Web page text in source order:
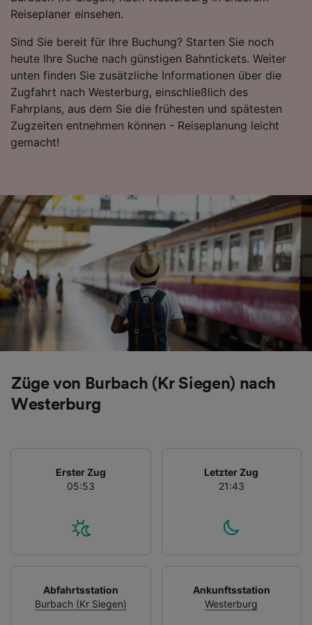
Reiseplaner einsehen.
Sind Sie bereit für Ihre Buchung? Starten Sie noch
heute Ihre Suche nach günstigen Bahntickets. Weiter
unten finden Sie zusätzliche Informationen über die
Zugfahrt nach Westerburg, einschließlich des
Fahrplans, aus dem Sie die frühesten und spätesten
Zugzeiten entnehmen können - Reiseplanung leicht
gemacht!
Züge von Burbach (Kr Siegen) nach
Westerburg
Erster Zug
05:53
Letzter Zug
21:43
Abfahrtsstation
Burbach (Kr Siegen)
Ankunftsstation
Westerburg
Surfverhalten nicht zu verfolgen.
Wir und unsere Partner verarbeiten Daten, um
Folgendes bereitzustellen:
Verwendung genauer Standortdaten.
Endgeräteeigenschaften zur Identifikation
aktiv abfragen. Speichern von oder Zugriff auf
Informationen auf einem Endgerät.
Personalisierte Werbung und Inhalte, Messung
von Werbeleistung und der Performance von
Liste der Partner (Lieferanten)